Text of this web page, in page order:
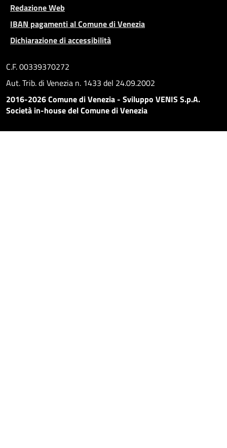
Redazione Web
IBAN pagamenti al Comune di Venezia
Dichiarazione di accessibilità
C.F. 00339370272
Aut. Trib. di Venezia n. 1433 del 24.09.2002
2016-2026 Comune di Venezia - Sviluppo VENIS S.p.A.
Società in-house del Comune di Venezia